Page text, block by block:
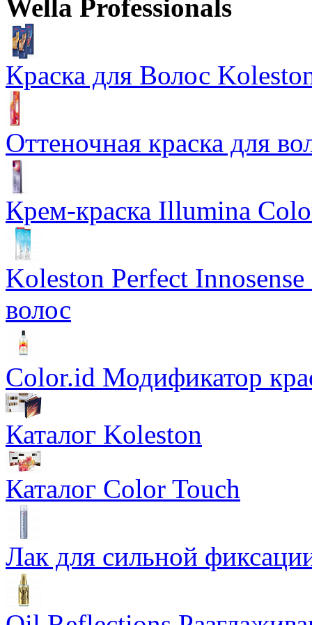
Ожидается
Wella Professionals
Краска для Волос
Оттеночная краска для
Крем-краска Illumina
Koleston Perfect Innosense
волос
Color.id Модификатор
Каталог Koleston
Каталог Color Touch
Лак для сильной